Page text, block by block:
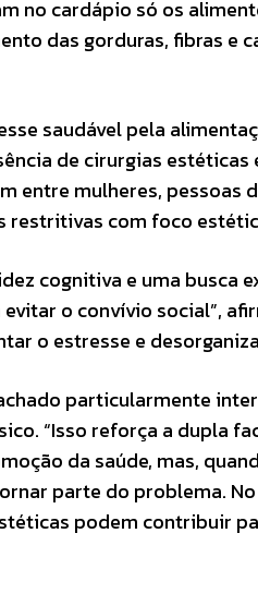
no cardápio só os
das gorduras, fibras e
saudável pela
de cirurgias
entre mulheres,
restritivas com foco
cognitiva e uma busca
o convívio social”,
o estresse e
particularmente
“Isso reforça a dupla
da saúde, mas,
parte do problema.
podem contribuir